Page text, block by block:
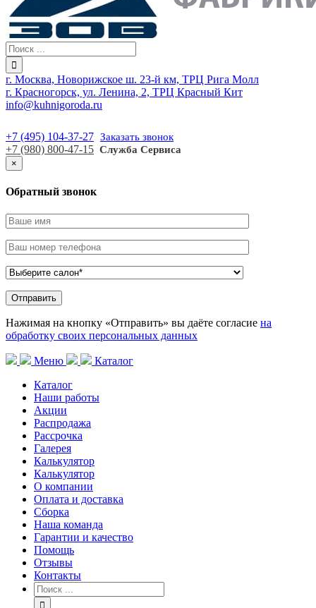
г. Москва, Новорижское ш. 23-й км, ТРЦ Рига Молл
г. Красногорск, ул. Ленина, 2, ТРЦ Красный Кит
info@kuhnigoroda.ru
+7 (495) 104-37-27 Заказать звонок
+7 (980) 800-47-15 Служба Сервиса
×
Обратный звонок
Нажимая на кнопку «Отправить» вы даёте согласие на
обработку своих персональных данных
Меню
Каталог
Каталог
Наши работы
Акции
Распродажа
Рассрочка
Галерея
Калькулятор
Калькулятор
О компании
Оплата и доставка
Сборка
Наша команда
Гарантии и качество
Помощь
Отзывы
Контакты